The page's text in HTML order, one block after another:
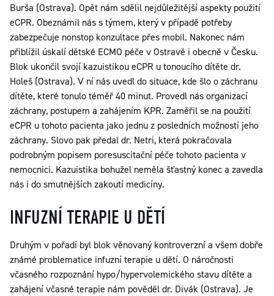
Burša (Ostrava). Opět nám sdělil nejdůležitější aspekty použití
eCPR. Obeznámil nás s týmem, který v případě potřeby
zabezpečuje nonstop konzultace přes mobil. Nakonec nám
přiblížil úskalí dětské ECMO péče v Ostravě i obecně v Česku.
Blok ukončil svojí kazuistikou eCPR u tonoucího dítěte dr.
Holeš (Ostrava). V ní nás uvedl do situace, kde šlo o záchranu
dítěte, které tonulo téměř 40 minut. Provedl nás organizací
záchrany, postupem a zahájením KPR. Zaměřil se na použití
eCPR u tohoto pacienta jako jednu z posledních možností jeho
záchrany. Slovo pak předal dr. Netri, která pokračovala
podrobným popisem poresuscitační péče tohoto pacienta v
nemocnici. Kazuistika bohužel neměla šťastný konec a zavedla
nás i do smutnějších zakoutí medicíny.
INFUZNÍ TERAPIE U DĚTÍ
Druhým v pořadí byl blok věnovaný kontroverzní a všem dobře
známé problematice infuzní terapie u dětí. O náročnosti
včasného rozpoznání hypo/hypervolemického stavu dítěte a
zahájení včasné terapie nám pověděl dr. Divák (Ostrava). Je